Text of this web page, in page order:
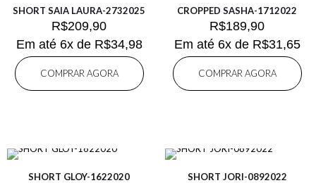
SHORT SAIA LAURA-2732025
R$209,90
Em até 6x de R$34,98
COMPRAR AGORA
CROPPED SASHA-1712022
R$189,90
Em até 6x de R$31,65
COMPRAR AGORA
SHORT GLOY-1622020 SHORT JORI-0892022